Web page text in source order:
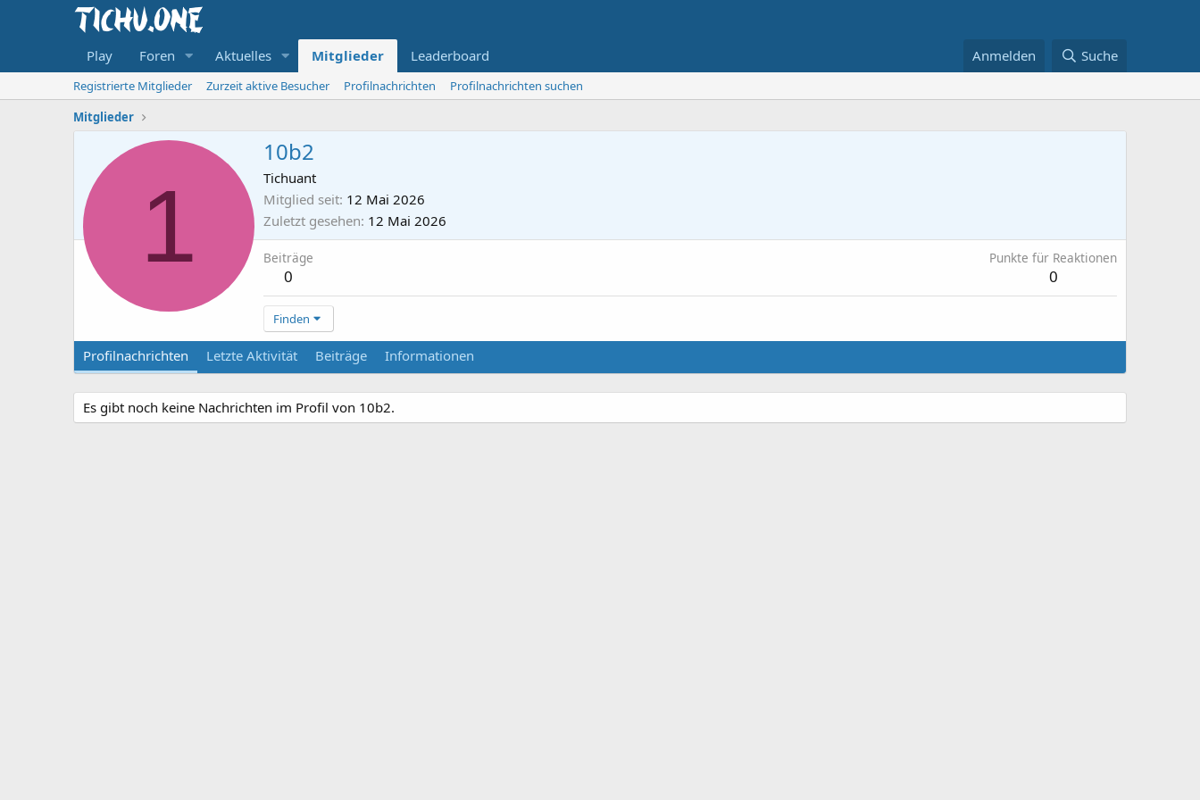
Play Foren Aktuelles Mitglieder Leaderboard Anmelden Suche
Registrierte Mitglieder Zurzeit aktive Besucher Profilnachrichten
Profilnachrichten suchen
Mitglieder
1
10b2
Tichuant
Mitglied seit 12 Mai 2026
Zuletzt gesehen 12 Mai 2026
Beiträge
0
Punkte für Reaktionen
0
Finden
Profilnachrichten Letzte Aktivität Beiträge Informationen
Es gibt noch keine Nachrichten im Profil von 10b2.